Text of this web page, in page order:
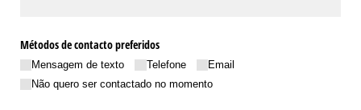
Métodos de contacto preferidos
Mensagem de texto Telefone
Email
Não quero ser contactado no momento